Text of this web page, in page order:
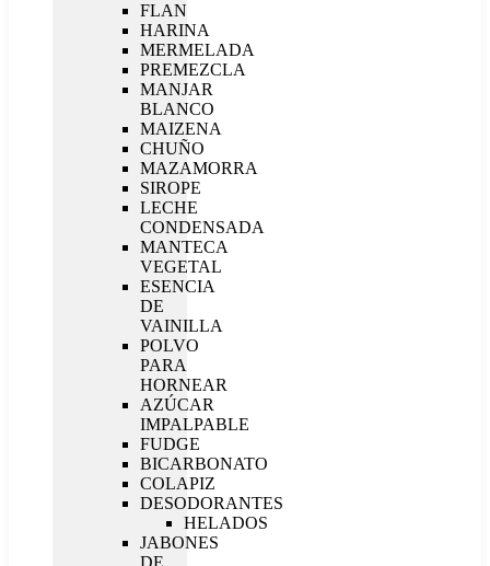
FLAN
HARINA
MERMELADA
PREMEZCLA
MANJAR
BLANCO
MAIZENA
CHUÑO
MAZAMORRA
SIROPE
LECHE
CONDENSADA
MANTECA
VEGETAL
ESENCIA
DE
VAINILLA
POLVO
PARA
HORNEAR
AZÚCAR
IMPALPABLE
FUDGE
BICARBONATO
COLAPIZ
DESODORANTES
HELADOS
JABONES
DE